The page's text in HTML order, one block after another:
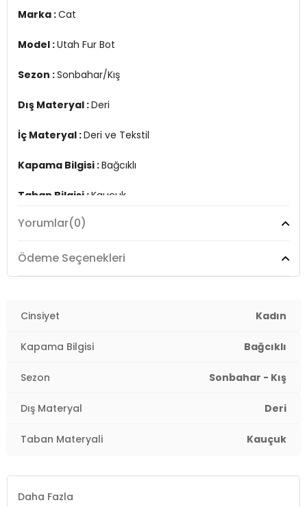
Oil Resistant :
Detay :
-Dayanıklı, kaliteli deri üst kısım
-Nefes alabilen antimikrobiyal mikrofiber astar
YERLİ ÜRETİM
Marka :Cat
Model :Utah Fur Bot
Sezon :Sonbahar/Kış
Dış Materyal :Deri
İç Materyal :Deri ve Tekstil
Kapama Bilgisi :Bağcıklı
Taban Bilgisi :Kauçuk
Oil Resistant :
Detay :
-Dayanıklı PVC orta taban, uzun ömürlü olmasını
2DK015Z101184.7119
Yorumlar(0)
Ödeme Seçenekleri
Cinsiyet Kadın
Kapama Bilgisi Bağcıklı
Sezon Sonbahar - Kış
Dış Materyal Deri
Taban Materyali Kauçuk
Daha Fazla